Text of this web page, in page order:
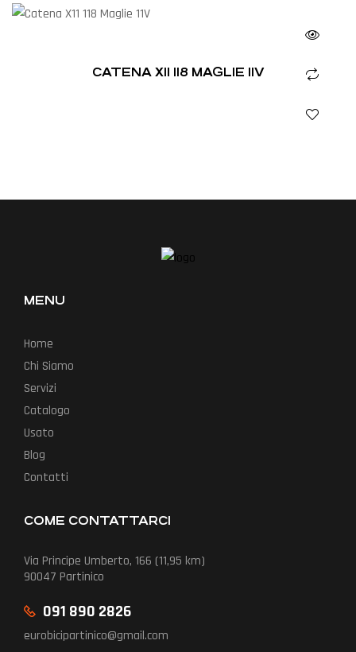
CATENA X11 118 MAGLIE 11V
MENU
Home
Chi Siamo
Servizi
Catalogo
Usato
Blog
Contatti
COME CONTATTARCI
Via Principe Umberto, 166 (11,95 km)
90047 Partinico
091 890 2826
eurobicipartinico@gmail.com